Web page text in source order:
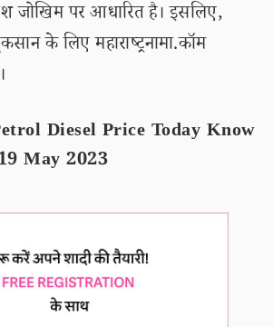
जोखिम पर आधारित है। इसलिए,
के लिए महाराष्ट्रनामा.कॉम
Diesel Price Today Know
May 2023